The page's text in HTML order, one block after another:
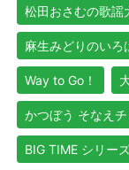
松田おさむの歌謡
麻生みどりのいろ
Way to Go！
かつぼう そなえチ
BIG TIME シリー